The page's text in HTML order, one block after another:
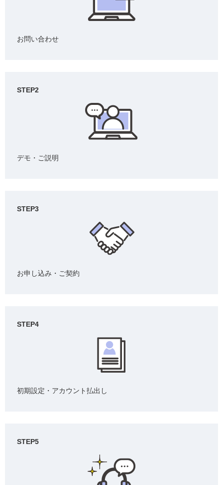
お問い合わせ
STEP2
デモ・ご説明
STEP3
お申し込み・ご契約
STEP4
初期設定・アカウント払出し
STEP5